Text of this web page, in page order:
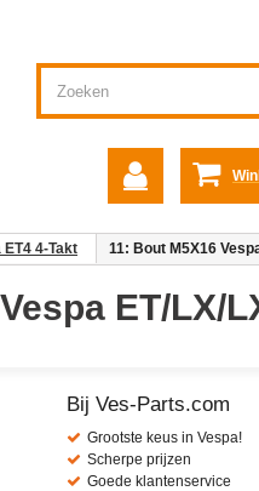
4-Takt 11: Bout M5X16
ET/LX/
Bij Ves-Parts.com
Grootste keus in Vespa!
Scherpe prijzen
Goede klantenservice